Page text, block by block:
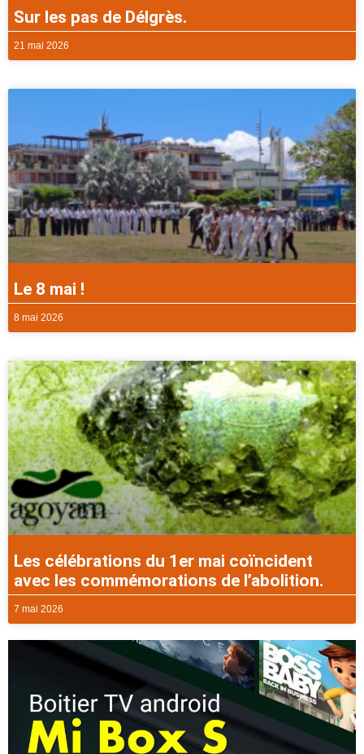
Sur les pas de Délgrès.
21 mai 2026
Le 8 mai !
8 mai 2026
Les célébrations du 1er mai coïncident
avec les commémorations de l’abolition.
7 mai 2026